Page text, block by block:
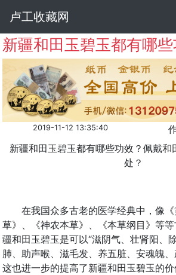
卢工收藏网
2019-11-12 13:35:40
新疆和田玉碧玉都有哪些功效？佩戴和
处？
在我国众多古老的医学经典中，像《
草》、《神农本草》、《本草纲目》等
疆和田玉碧玉是可以“滋阴气、壮肾阳、
肺、助声喉、滋毛发、养五脏、安魂魄、
这也进一步的提高了新疆和田玉碧玉的